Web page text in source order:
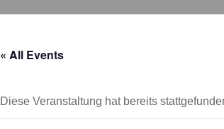
« All Events
Diese Veranstaltung hat bereits